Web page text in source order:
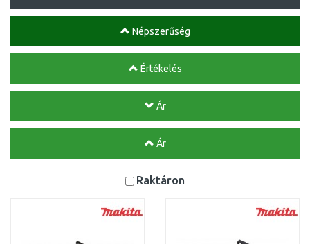
Népszerűség
Értékelés
Ár
Ár
Raktáron